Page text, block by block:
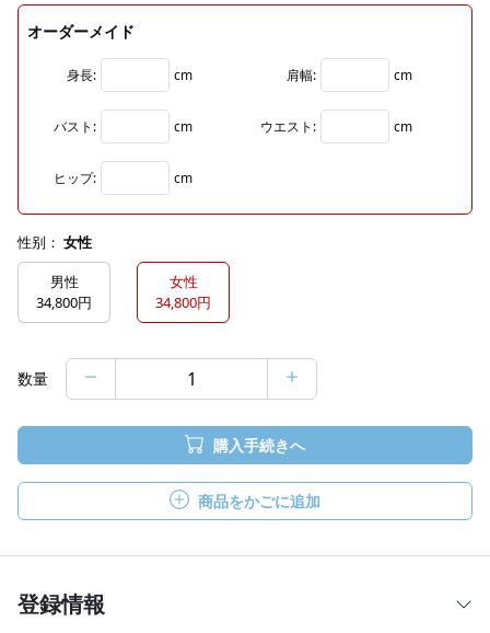
オーダーメイド
身長: cm 肩幅: cm
バスト: cm ウエスト: cm
ヒップ: cm
性别： 女性
男性
34,800円
女性
34,800円
数量
購入手続きへ
商品をかごに追加
登録情報